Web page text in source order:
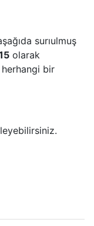
surıulmuş
olarak
bir